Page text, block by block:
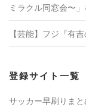
ミラクル同窓会〜
【芸能】フジ『有
登録サイト一覧
サッカー早刷りまと